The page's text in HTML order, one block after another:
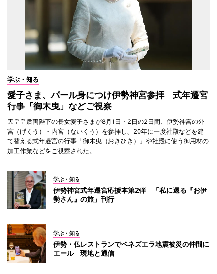
学ぶ・知る
愛子さま、パール身につけ伊勢神宮参拝 式年遷宮
行事「御木曳」などご視察
天皇皇后両陛下の長女愛子さまが8月1日・2日の2日間、伊勢神宮の外
宮（げくう）・内宮（ないくう）を参拝し、20年に一度社殿などを建
て替える式年遷宮の行事「御木曳（おきひき）」や社殿に使う御用材の
加工作業などをご視察された。
学ぶ・知る
伊勢神宮式年遷宮応援本第2弾 「私に還る『お伊
勢さん』の旅」刊行
学ぶ・知る
伊勢・仏レストランでベネズエラ地震被災の仲間に
エール 現地と通信